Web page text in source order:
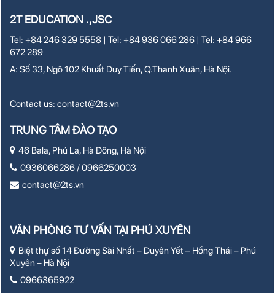
2T EDUCATION .,JSC
Tel: +84 246 329 5558 | Tel: +84 936 066 286 | Tel: +84 966
672 289
A: Số 33, Ngõ 102 Khuất Duy Tiến, Q.Thanh Xuân, Hà Nội.
Contact us:contact@2ts.vn
TRUNG TÂM ĐÀO TẠO
46 Bala, Phú La, Hà Đông, Hà Nội
0936066286 / 0966250003
contact@2ts.vn
VĂN PHÒNG TƯ VẤN TẠI PHÚ XUYÊN
Biệt thự số 14 Đường Sài Nhất – Duyên Yết – Hồng Thái – Phú
Xuyên – Hà Nội
0966365922